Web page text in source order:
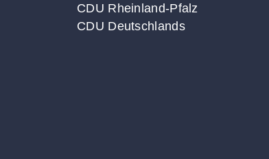
CDU Rheinland-Pfalz
CDU Deutschlands